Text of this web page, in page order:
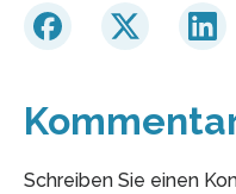
Schreiben Sie einen